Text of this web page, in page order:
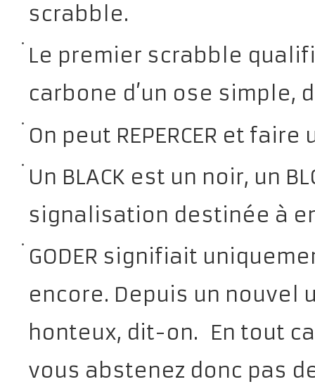
scrabble.
Le premier scrabble
carbone d’un ose simple,
On peut REPERCER et faire
Un BLACK est un noir, un
signalisation destinée à
GODER signifiait
encore. Depuis un nouvel
honteux, dit-on. En tout
vous abstenez donc pas